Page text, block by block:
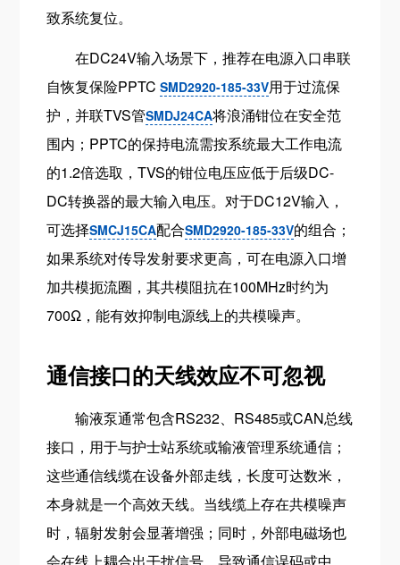
致系统复位。
在DC24V输入场景下，推荐在电源入口串联
自恢复保险PPTCSMD2920-185-33V用于过流保
护，并联TVS管SMDJ24CA将浪涌钳位在安全范
围内；PPTC的保持电流需按系统最大工作电流
的1.2倍选取，TVS的钳位电压应低于后级DC-
DC转换器的最大输入电压。对于DC12V输入，
可选择SMCJ15CA配合SMD2920-185-33V的组合；
如果系统对传导发射要求更高，可在电源入口增
加共模扼流圈，其共模阻抗在100MHz时约为
700Ω，能有效抑制电源线上的共模噪声。
通信接口的天线效应不可忽视
输液泵通常包含RS232、RS485或CAN总线
接口，用于与护士站系统或输液管理系统通信；
这些通信线缆在设备外部走线，长度可达数米，
本身就是一个高效天线。当线缆上存在共模噪声
时，辐射发射会显著增强；同时，外部电磁场也